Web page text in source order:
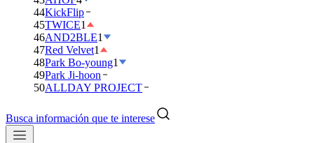
44KickFlip
45TWICE1
46AND2BLE1
47Red Velvet1
48Park Bo-young1
49Park Ji-hoon
50ALLDAY PROJECT
Busca información que te interese